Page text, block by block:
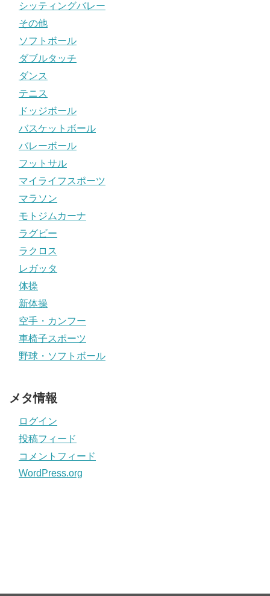
シッティングバレー
その他
ソフトボール
ダブルタッチ
ダンス
テニス
ドッジボール
バスケットボール
バレーボール
フットサル
マイライフスポーツ
マラソン
モトジムカーナ
ラグビー
ラクロス
レガッタ
体操
新体操
空手・カンフー
車椅子スポーツ
野球・ソフトボール
メタ情報
ログイン
投稿フィード
コメントフィード
WordPress.org